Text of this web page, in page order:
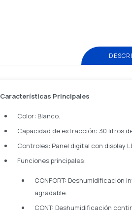
Características Principales
Color: Blanco.
Capacidad de extracción: 30 litros
Controles: Panel digital con display
Funciones principales:
CONFORT: Deshumidificación
agradable.
CONT: Deshumidificación